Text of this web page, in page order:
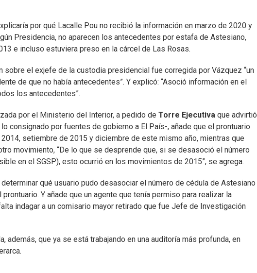
por qué Lacalle Pou no recibió la información en marzo de 2020 y
Presidencia, no aparecen los antecedentes por estafa de Astesiano,
e incluso estuviera preso en la cárcel de Las Rosas.
sobre el exjefe de la custodia presidencial fue corregida por Vázquez “un
de que no había antecedentes”. Y explicó: “Asoció información en el
los antecedentes”.
por el Ministerio del Interior, a pedido de Torre Ejecutiva que advirtió
consignado por fuentes de gobierno a El País-, añade que el prontuario
setiembre de 2015 y diciembre de este mismo año, mientras que
movimiento, “De lo que se desprende que, si se desasoció el número
en el SGSP), esto ocurrió en los movimientos de 2015”, se agrega.
qué usuario pudo desasociar el número de cédula de Astesiano
Y añade que un agente que tenía permiso para realizar la
indagar a un comisario mayor retirado que fue Jefe de Investigación
además, que ya se está trabajando en una auditoría más profunda, en